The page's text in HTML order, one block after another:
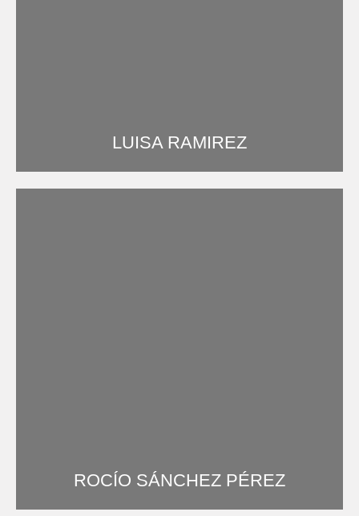
LUISA RAMIREZ
ROCÍO SÁNCHEZ PÉREZ